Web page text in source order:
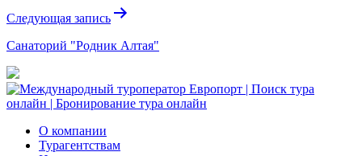
Следующая запись
Санаторий "Родник Алтая"
О компании
Турагентствам